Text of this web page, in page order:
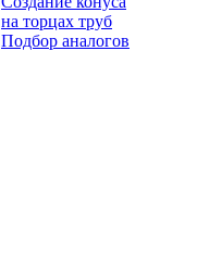
на торцах труб
Подбор аналогов